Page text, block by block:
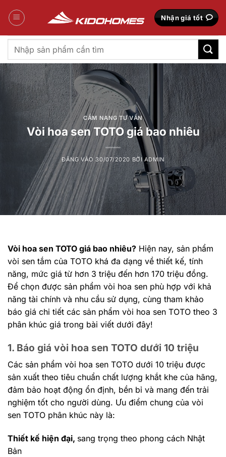
qua
Nhận giá tốt
Tìm
kiếm:
CẨM NANG TƯ VẤN
Vòi hoa sen TOTO giá bao nhiêu
ĐĂNG VÀO30/07/2020 BỞIADMIN
Vòi hoa sen TOTO giá bao nhiêu? Hiện nay, sản phẩm
vòi sen tắm của TOTO khá đa dạng về thiết kế, tính
năng, mức giá từ hơn 3 triệu đến hơn 170 triệu đồng.
Để chọn được sản phẩm vòi hoa sen phù hợp với khả
năng tài chính và nhu cầu sử dụng, cùng tham khảo
báo giá chi tiết các sản phẩm vòi hoa sen TOTO theo 3
phân khúc giá trong bài viết dưới đây!
1. Báo giá vòi hoa sen TOTO dưới 10 triệu
Các sản phẩm vòi hoa sen TOTO dưới 10 triệu được
sản xuất theo tiêu chuẩn chất lượng khắt khe của hãng,
đảm bảo hoạt động ổn định, bền bỉ và mang đến trải
nghiệm tốt cho người dùng. Ưu điểm chung của vòi
sen TOTO phân khúc này là:
Thiết kế hiện đại, sang trọng theo phong cách Nhật
Bản